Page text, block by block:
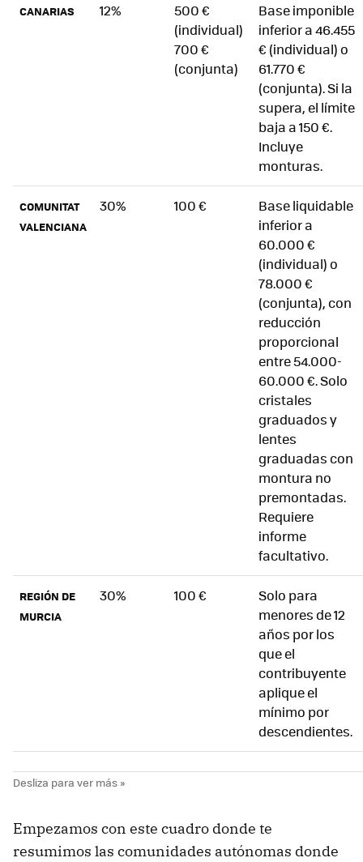
CANARIAS 12%
500 €
(individual)
700 €
(conjunta)
Base imponible
inferior a 46.455
€ (individual) o
61.770 €
(conjunta). Si la
supera, el límite
baja a 150 €.
Incluye
monturas.
COMUNITAT
VALENCIANA
30% 100 €
Base liquidable
inferior a
60.000 €
(individual) o
78.000 €
(conjunta), con
reducción
proporcional
entre 54.000-
60.000 €. Solo
cristales
graduados y
lentes
graduadas con
montura no
premontadas.
Requiere
informe
facultativo.
REGIÓN DE
MURCIA
30% 100 €
Solo para
menores de 12
años por los
que el
contribuyente
aplique el
mínimo por
descendientes.
Empezamos con este cuadro donde te
resumimos las comunidades autónomas donde